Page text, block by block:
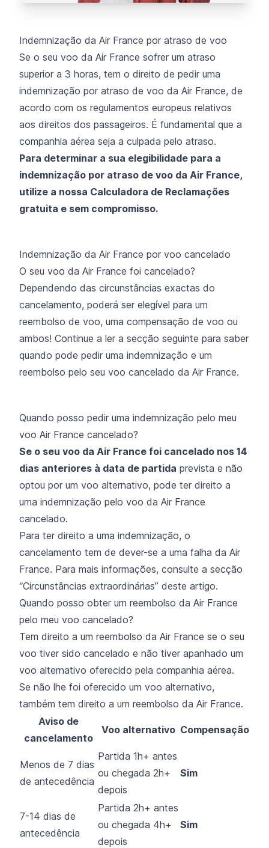
Indemnização da Air France por atraso de voo
Se o seu voo da Air France sofrer um atraso
superior a 3 horas, tem o direito de pedir uma
indemnização por atraso de voo da Air France, de
acordo com os regulamentos europeus relativos
aos direitos dos passageiros. É fundamental que a
companhia aérea seja a culpada pelo atraso.
Para determinar a sua elegibilidade para a
indemnização por atraso de voo da Air France,
utilize a nossa Calculadora de Reclamações
gratuita e sem compromisso.
Indemnização da Air France por voo cancelado
O seu voo da Air France foi cancelado?
Dependendo das circunstâncias exactas do
cancelamento, poderá ser elegível para um
reembolso de voo, uma compensação de voo ou
ambos! Continue a ler a secção seguinte para saber
quando pode pedir uma indemnização e um
reembolso pelo seu voo cancelado da Air France.
Quando posso pedir uma indemnização pelo meu
voo Air France cancelado?
Se o seu voo da Air France foi cancelado nos 14
dias anteriores à data de partida prevista e não
optou por um voo alternativo, pode ter direito a
uma indemnização pelo voo da Air France
cancelado.
Para ter direito a uma indemnização, o
cancelamento tem de dever-se a uma falha da Air
France. Para mais informações, consulte a secção
“Circunstâncias extraordinárias” deste artigo.
Quando posso obter um reembolso da Air France
pelo meu voo cancelado?
Tem direito a um reembolso da Air France se o seu
voo tiver sido cancelado e não tiver apanhado um
voo alternativo oferecido pela companhia aérea.
Se não lhe foi oferecido um voo alternativo,
também tem direito a um reembolso da Air France.
Aviso de
cancelamento
Voo alternativo Compensação
Menos de 7 dias
de antecedência
Partida 1h+ antes
ou chegada 2h+
depois
Sim
7-14 dias de
antecedência
Partida 2h+ antes
ou chegada 4h+
depois
Sim